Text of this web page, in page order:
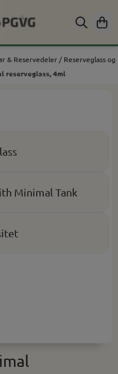
& Reservedeler / Reserveglass og
reserveglass, 4ml
Minimal Tank